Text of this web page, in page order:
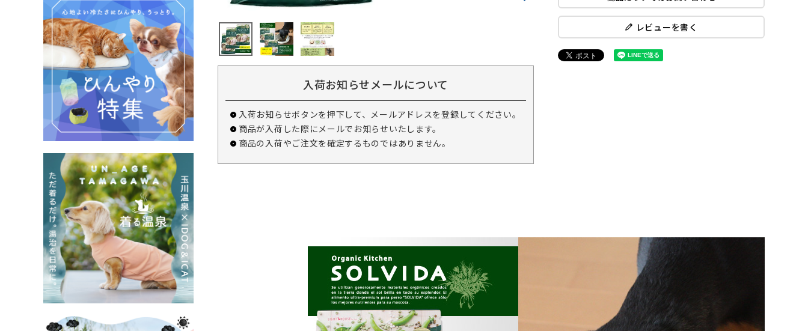
入荷お知らせメールについて
入荷お知らせボタンを押下して、メールアドレスを登録してください。
商品が入荷した際にメールでお知らせいたします。
商品の入荷やご注文を確定するものではありません。
レビューを書く